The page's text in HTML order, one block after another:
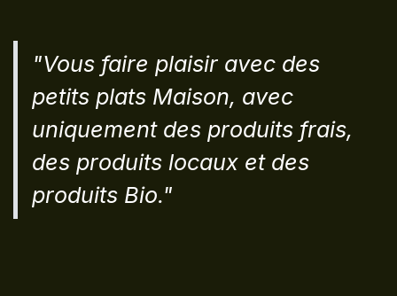
"Vous faire plaisir avec des
petits plats Maison, avec
uniquement des produits frais,
des produits locaux et des
produits Bio."